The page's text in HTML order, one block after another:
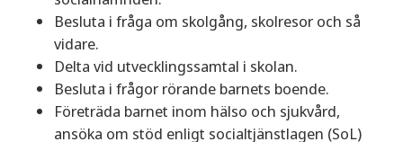
Besluta i fråga om skolgång, skolresor och så
vidare.
Delta vid utvecklingssamtal i skolan.
Besluta i frågor rörande barnets boende.
Företräda barnet inom hälso och sjukvård,
ansöka om stöd enligt socialtjänstlagen (SoL)